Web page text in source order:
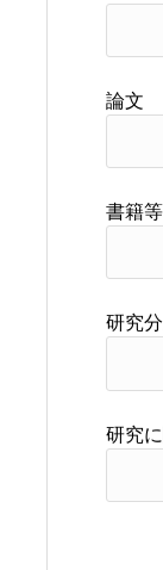
論文
書籍
研究
研究